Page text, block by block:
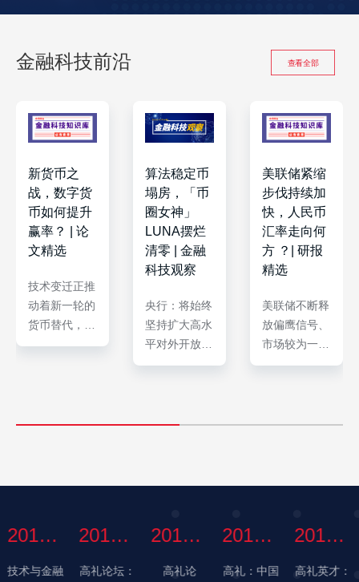
金融科技前沿 查看全部
新货币之
战，数字货
币如何提升
赢率？ | 论
文精选
技术变迁正推
动着新一轮的
货币替代，引
发居民支付工
消费支付提供
快捷的工具，
算法稳定币
塌房，「币
圈女神」
LUNA摆烂
清零 | 金融
科技观察
央行：将始终
坚持扩大高水
平对外开放
央行副行长陈
政策的领域
科技创新提供
美联储紧缩
步伐持续加
快，人民币
汇率走向何
方 ？| 研报
精选
美联储不断释
放偏鹰信号、
市场较为一致
的加息预期导
预期支撑美元
国经济形式强
2017-11-14
技术与金融
2017-10-30
高礼论坛：
2017-10-14
高礼论
2017-09-05
高礼：中国
2017-07-16
高礼英才：